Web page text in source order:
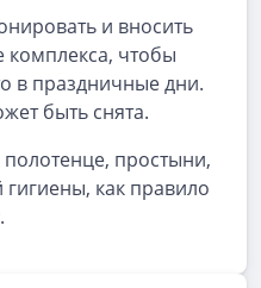
и вносить
комплекса, чтобы
в праздничные дни.
быть снята.
простыни,
как правило